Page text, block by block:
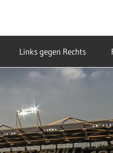
Links gegen Rechts